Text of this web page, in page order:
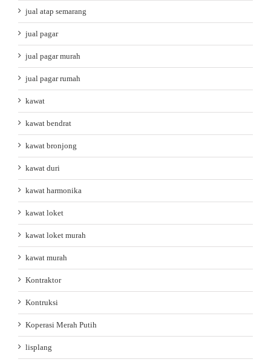
jual atap semarang
jual pagar
jual pagar murah
jual pagar rumah
kawat
kawat bendrat
kawat bronjong
kawat duri
kawat harmonika
kawat loket
kawat loket murah
kawat murah
Kontraktor
Kontruksi
Koperasi Merah Putih
lisplang